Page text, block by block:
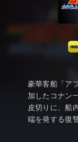
豪華客船「ア
加したコナン
皮切りに、船
端を発する復